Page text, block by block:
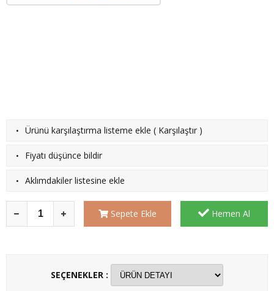
· Ürünü karşılaştırma listeme ekle ( Karşılaştır )
· Fiyatı düşünce bildir
· Aklımdakiler listesine ekle
Sepete Ekle Hemen Al
SEÇENEKLER :